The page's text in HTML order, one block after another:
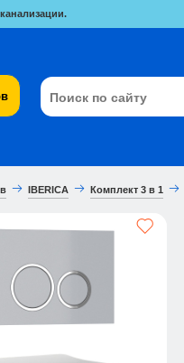
IBERICA Комплект 3 в 1